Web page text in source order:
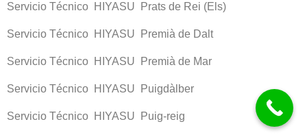
Servicio Técnico HIYASU Prats de Rei (Els)
Servicio Técnico HIYASU Premià de Dalt
Servicio Técnico HIYASU Premià de Mar
Servicio Técnico HIYASU Puigdàlber
Servicio Técnico HIYASU Puig-reig